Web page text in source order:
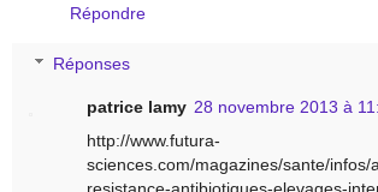
Répondre
Réponses
patrice lamy 28 novembre 2013 à
http://www.futura-
sciences.com/magazines/sante/infos/